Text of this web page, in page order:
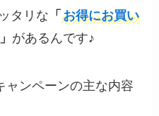
タリな 「お得にお買い
」 があるんです♪
ャンペーンの主な内容